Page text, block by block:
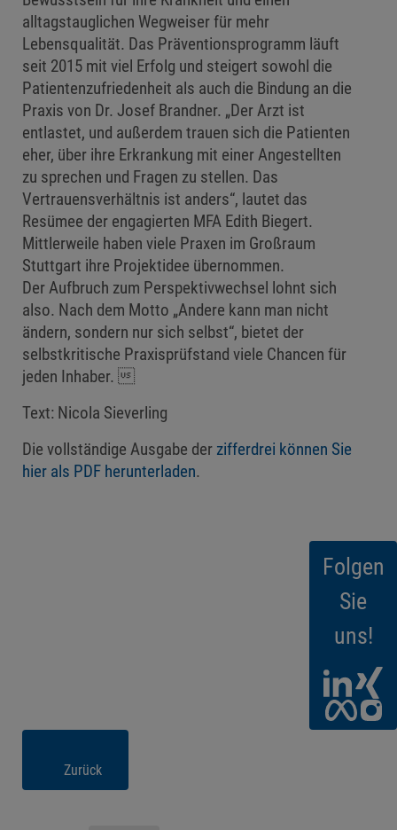
alltagstauglichen Wegweiser für mehr
Lebensqualität. Das Präventionsprogramm läuft
seit 2015 mit viel Erfolg und steigert sowohl die
Patientenzufriedenheit als auch die Bindung an die
Praxis von Dr. Josef Brandner. „Der Arzt ist
entlastet, und außerdem trauen sich die Patienten
eher, über ihre Erkrankung mit einer Angestellten
zu sprechen und Fragen zu stellen. Das
Vertrauensverhältnis ist anders“, lautet das
Resümee der engagierten MFA Edith Biegert.
Mittlerweile haben viele Praxen im Großraum
Stuttgart ihre Projektidee übernommen.
Der Aufbruch zum Perspektivwechsel lohnt sich
also. Nach dem Motto „Andere kann man nicht
ändern, sondern nur sich selbst“, bietet der
selbstkritische Praxisprüfstand viele Chancen für
jeden Inhaber.
Text: Nicola Sieverling
Die vollständige Ausgabe der zifferdrei können Sie
hier als PDF herunterladen.
Folgen
Sie
uns!
Zurück